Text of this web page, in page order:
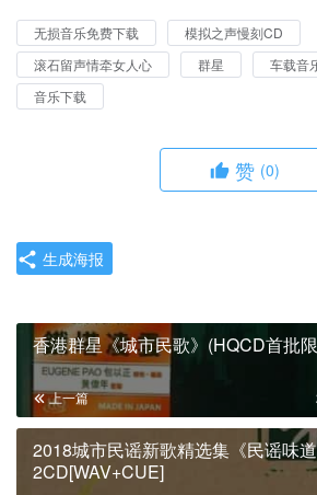
无损音乐免费下载
模拟之声慢刻CD
滚石留声情牵女人心
群星
车载音
音乐下载
赞 (0)
生成海报
香港群星《城市民歌》(HQCD首批
上一篇
2018城市民谣新歌精选集《民谣味
2CD[WAV+CUE]